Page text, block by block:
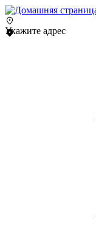
Укажите адрес